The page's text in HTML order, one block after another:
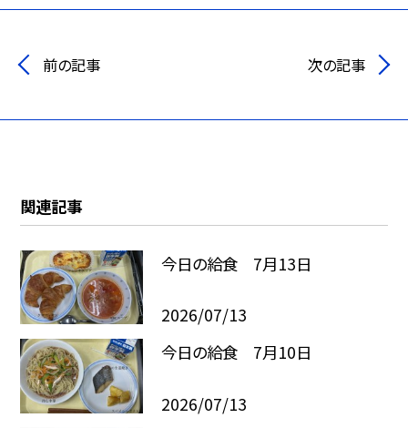
前の記事 次の記事
関連記事
今日の給食 7月13日
2026/07/13
今日の給食 7月10日
2026/07/13